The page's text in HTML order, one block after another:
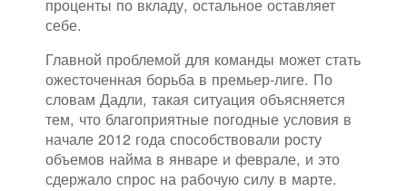
проценты по вкладу, остальное оставляет
себе.
Главной проблемой для команды может стать
ожесточенная борьба в премьер-лиге. По
словам Дадли, такая ситуация объясняется
тем, что благоприятные погодные условия в
начале 2012 года способствовали росту
объемов найма в январе и феврале, и это
сдержало спрос на рабочую силу в марте.